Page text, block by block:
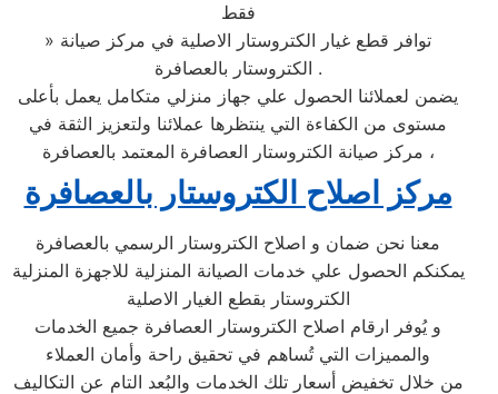
فقط
» توافر قطع غيار الكتروستار الاصلية في مركز صيانة
الكتروستار بالعصافرة .
يضمن لعملائنا الحصول علي جهاز منزلي متكامل يعمل بأعلى
مستوى من الكفاءة التي ينتظرها عملائنا ولتعزيز الثقة في
مركز صيانة الكتروستار العصافرة المعتمد بالعصافرة ،
مركز اصلاح الكتروستار بالعصافرة
معنا نحن ضمان و اصلاح الكتروستار الرسمي بالعصافرة
يمكنكم الحصول علي خدمات الصيانة المنزلية للاجهزة المنزلية
الكتروستار بقطع الغيار الاصلية
و يُوفر ارقام اصلاح الكتروستار العصافرة جميع الخدمات
والمميزات التي تُساهم في تحقيق راحة وأمان العملاء
من خلال تخفيض أسعار تلك الخدمات والبُعد التام عن التكاليف